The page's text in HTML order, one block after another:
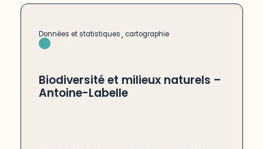
Données et statistiques, cartographie
Biodiversité et milieux naturels –
Antoine-Labelle